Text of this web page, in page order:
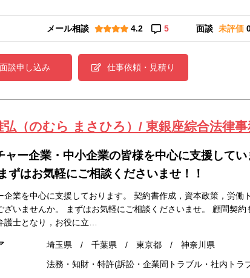
メール相談 4.2 5 面談 未評価
面談申し込み 仕事依頼・見積り
弘（のむら まさひろ）/ 東銀座綜合法律
ャー企業・中小企業の皆様を中心に支援して
ずはお気軽にご相談くださいませ！！
企業を中心に支援しております。 契約書作成，資本政策，労
ざいませんか。 まずはお気軽にご相談くださいませ。 顧問契
護士となり，お役に立…
埼玉県 / 千葉県 / 東京都 / 神奈川県
法務・知財・特許(訴訟・企業間トラブル・社内トラ